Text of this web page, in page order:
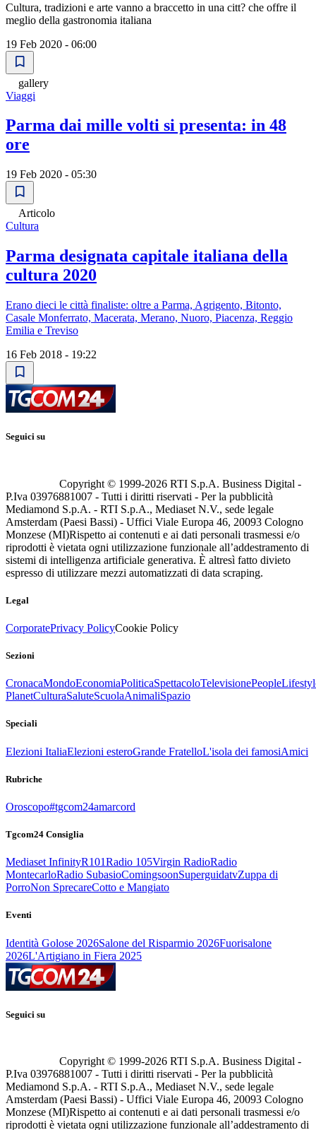
Cultura, tradizioni e arte vanno a braccetto in una citt? che offre il
meglio della gastronomia italiana
19 Feb 2020 - 06:00
gallery
Viaggi
Parma dai mille volti si presenta: in 48
ore
19 Feb 2020 - 05:30
Articolo
Cultura
Parma designata capitale italiana della
cultura 2020
Erano dieci le città finaliste: oltre a Parma, Agrigento, Bitonto,
Casale Monferrato, Macerata, Merano, Nuoro, Piacenza, Reggio
Emilia e Treviso
16 Feb 2018 - 19:22
Seguici su
Copyright © 1999-2026 RTI S.p.A. Business Digital -
P.Iva 03976881007 - Tutti i diritti riservati - Per la pubblicità
Mediamond S.p.A. - RTI S.p.A., Mediaset N.V., sede legale
Amsterdam (Paesi Bassi) - Uffici Viale Europa 46, 20093 Cologno
Monzese (MI)Rispetto ai contenuti e ai dati personali trasmessi e/o
riprodotti è vietata ogni utilizzazione funzionale all’addestramento di
sistemi di intelligenza artificiale generativa. È altresì fatto divieto
espresso di utilizzare mezzi automatizzati di data scraping.
Legal
CorporatePrivacy PolicyCookie Policy
Sezioni
CronacaMondoEconomiaPoliticaSpettacoloTelevisionePeople
PlanetCulturaSaluteScuolaAnimaliSpazio
Speciali
Elezioni ItaliaElezioni esteroGrande FratelloL'isola dei famosiAmici
Rubriche
Oroscopo#tgcom24amarcord
Tgcom24 Consiglia
Mediaset InfinityR101Radio 105Virgin RadioRadio
MontecarloRadio SubasioComingsoonSuperguidatvZuppa di
PorroNon SprecareCotto e Mangiato
Eventi
Identità Golose 2026Salone del Risparmio 2026Fuorisalone
2026L'Artigiano in Fiera 2025
Seguici su
Copyright © 1999-2026 RTI S.p.A. Business Digital -
P.Iva 03976881007 - Tutti i diritti riservati - Per la pubblicità
Mediamond S.p.A. - RTI S.p.A., Mediaset N.V., sede legale
Amsterdam (Paesi Bassi) - Uffici Viale Europa 46, 20093 Cologno
Monzese (MI)Rispetto ai contenuti e ai dati personali trasmessi e/o
riprodotti è vietata ogni utilizzazione funzionale all’addestramento di